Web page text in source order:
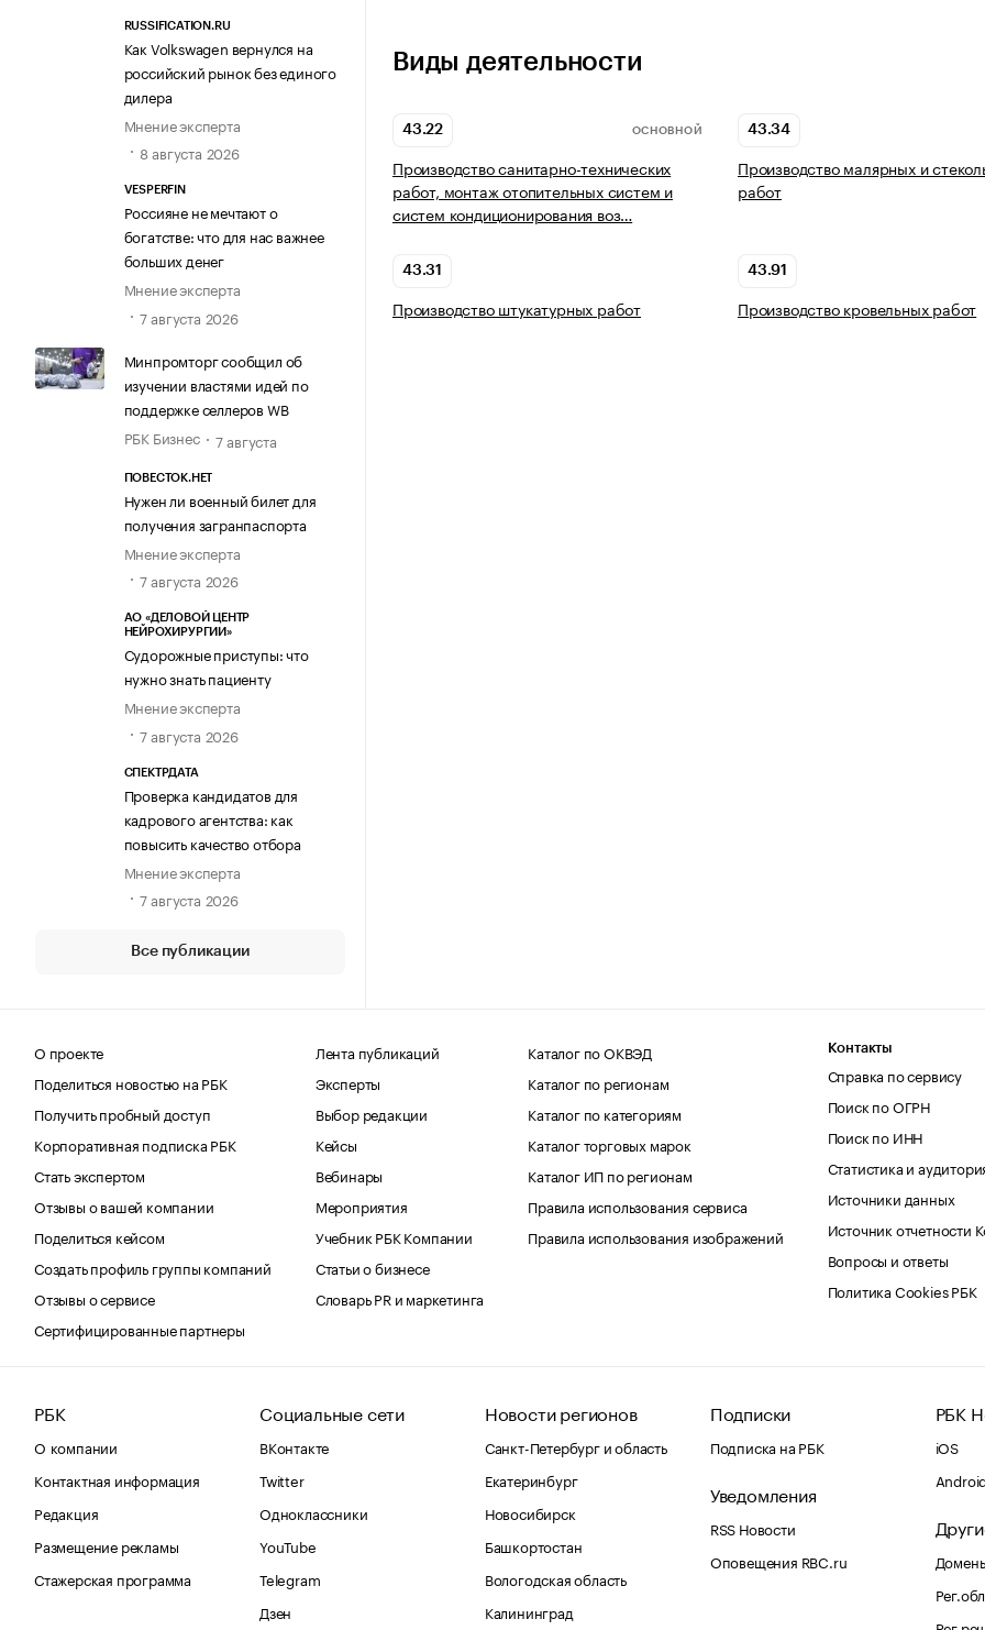
RUSSIFICATION.RU
Как Volkswagen вернулся на
российский рынок без единого
дилера
Мнение эксперта
8 августа 2026
VESPERFIN
Россияне не мечтают о
богатстве: что для нас важнее
больших денег
Мнение эксперта
7 августа 2026
Минпромторг сообщил об
изучении властями идей по
поддержке селлеров WB
РБК Бизнес
7 августа
ПОВЕСТОК.НЕТ
Нужен ли военный билет для
получения загранпаспорта
Мнение эксперта
7 августа 2026
АО «ДЕЛОВОЙ ЦЕНТР
НЕЙРОХИРУРГИИ»
Судорожные приступы: что
нужно знать пациенту
Мнение эксперта
7 августа 2026
СПЕКТРДАТА
Проверка кандидатов для
кадрового агентства: как
повысить качество отбора
Мнение эксперта
7 августа 2026
Все публикации
Виды деятельности
43.22 ОСНОВНОЙ
Производство санитарно-технических
работ, монтаж отопительных систем и
систем кондиционирования воз…
43.34
Производство малярных и
работ
43.31
Производство штукатурных работ
43.91
Производство кровельных работ
О проекте
Поделиться новостью на РБК
Получить пробный доступ
Корпоративная подписка РБК
Стать экспертом
Отзывы о вашей компании
Поделиться кейсом
Создать профиль группы компаний
Отзывы о сервисе
Сертифицированные партнеры
Лента публикаций
Эксперты
Выбор редакции
Кейсы
Вебинары
Мероприятия
Учебник РБК Компании
Статьи о бизнесе
Словарь PR и маркетинга
Каталог по ОКВЭД
Каталог по регионам
Каталог по категориям
Каталог торговых марок
Каталог ИП по регионам
Правила использования сервиса
Правила использования изображений
Контакты
Справка по сервису
Поиск по ОГРН
Поиск по ИНН
Статистика и
Источники данных
Источник отчетности
Вопросы и ответы
Политика Cookies РБК
РБК
О компании
Контактная информация
Редакция
Размещение рекламы
Стажерская программа
Социальные сети
ВКонтакте
Twitter
Одноклассники
YouTube
Telegram
Дзен
Новости регионов
Санкт-Петербург и область
Екатеринбург
Новосибирск
Башкортостан
Вологодская область
Калининград
Подписки
Подписка на РБК
Уведомления
RSS Новости
Оповещения RBC.ru
РБК
iOS